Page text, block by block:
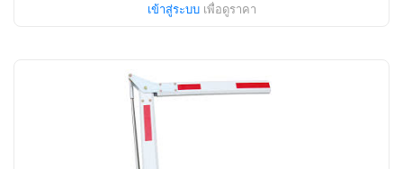
เข้าสู่ระบบเพื่อดูราคา